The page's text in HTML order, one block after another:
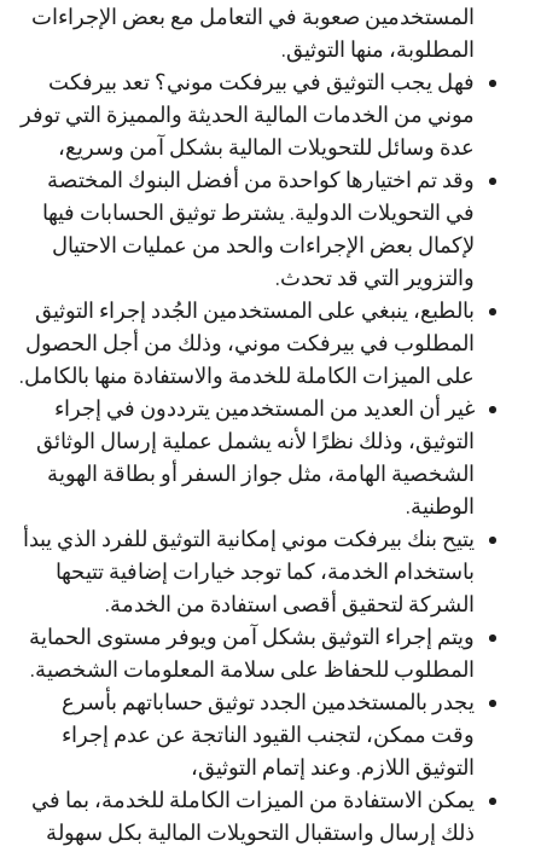
المستخدمين صعوبة في التعامل مع بعض الإجراءات
المطلوبة، منها التوثيق.
فهل يجب التوثيق في بيرفكت موني؟ تعد بيرفكت
موني من الخدمات المالية الحديثة والمميزة التي توفر
عدة وسائل للتحويلات المالية بشكل آمن وسريع،
وقد تم اختيارها كواحدة من أفضل البنوك المختصة
في التحويلات الدولية. يشترط توثيق الحسابات فيها
لإكمال بعض الإجراءات والحد من عمليات الاحتيال
والتزوير التي قد تحدث.
بالطبع، ينبغي على المستخدمين الجُدد إجراء التوثيق
المطلوب في بيرفكت موني، وذلك من أجل الحصول
على الميزات الكاملة للخدمة والاستفادة منها بالكامل.
غير أن العديد من المستخدمين يترددون في إجراء
التوثيق، وذلك نظرًا لأنه يشمل عملية إرسال الوثائق
الشخصية الهامة، مثل جواز السفر أو بطاقة الهوية
الوطنية.
يتيح بنك بيرفكت موني إمكانية التوثيق للفرد الذي يبدأ
باستخدام الخدمة، كما توجد خيارات إضافية تتيحها
الشركة لتحقيق أقصى استفادة من الخدمة.
ويتم إجراء التوثيق بشكل آمن ويوفر مستوى الحماية
المطلوب للحفاظ على سلامة المعلومات الشخصية.
يجدر بالمستخدمين الجدد توثيق حساباتهم بأسرع
وقت ممكن، لتجنب القيود الناتجة عن عدم إجراء
التوثيق اللازم. وعند إتمام التوثيق،
يمكن الاستفادة من الميزات الكاملة للخدمة، بما في
ذلك إرسال واستقبال التحويلات المالية بكل سهولة